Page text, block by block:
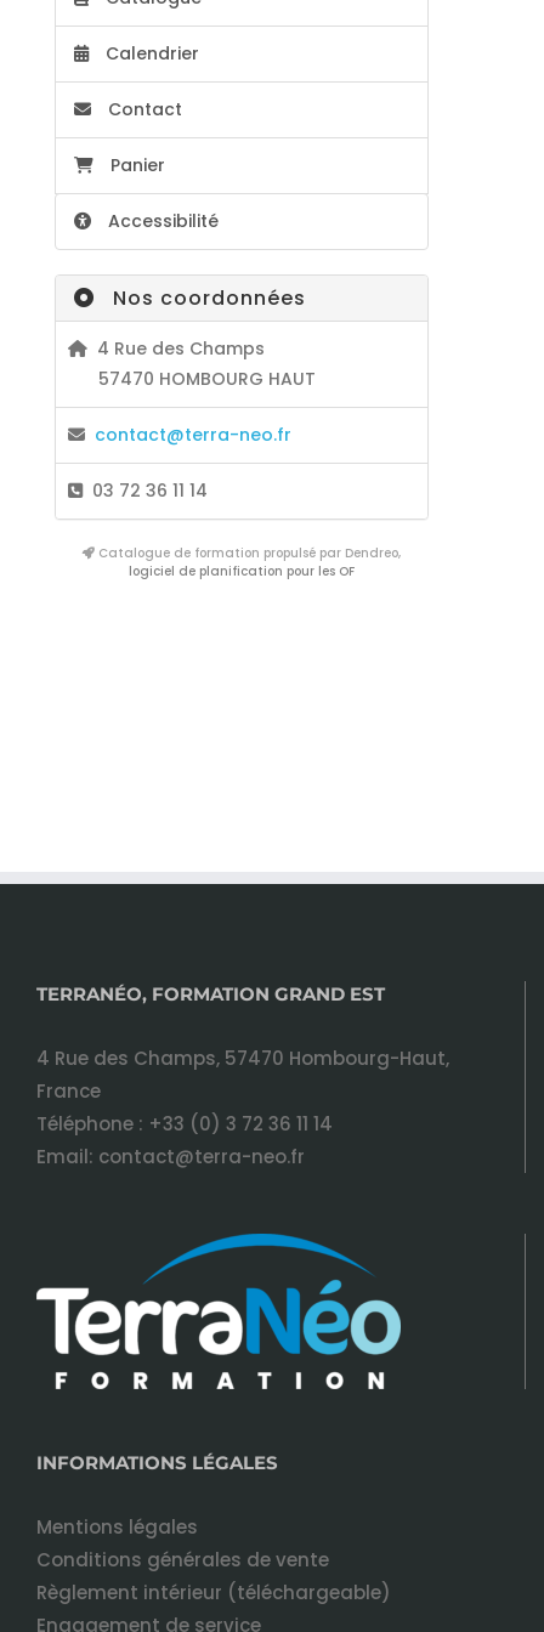
Calendrier
Contact
Panier
Accessibilité
Nos coordonnées
4 Rue des Champs
57470 HOMBOURG HAUT
contact@terra-neo.fr
03 72 36 11 14
Catalogue de formation propulsé par Dendreo,
logiciel de planification pour les OF
TERRANÉO, FORMATION GRAND EST
4 Rue des Champs, 57470 Hombourg-Haut,
France
Téléphone : +33 (0) 3 72 36 11 14
Email: contact@terra-neo.fr
INFORMATIONS LÉGALES
Mentions légales
Conditions générales de vente
Règlement intérieur (téléchargeable)
Engagement de service